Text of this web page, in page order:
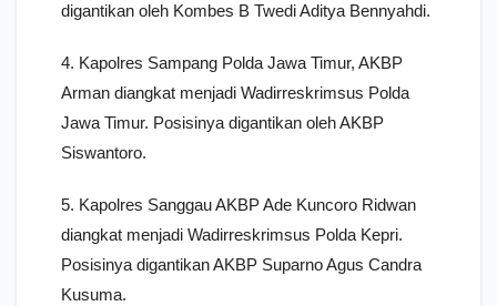
digantikan oleh Kombes B Twedi Aditya Bennyahdi.
4. Kapolres Sampang Polda Jawa Timur, AKBP
Arman diangkat menjadi Wadirreskrimsus Polda
Jawa Timur. Posisinya digantikan oleh AKBP
Siswantoro.
5. Kapolres Sanggau AKBP Ade Kuncoro Ridwan
diangkat menjadi Wadirreskrimsus Polda Kepri.
Posisinya digantikan AKBP Suparno Agus Candra
Kusuma.